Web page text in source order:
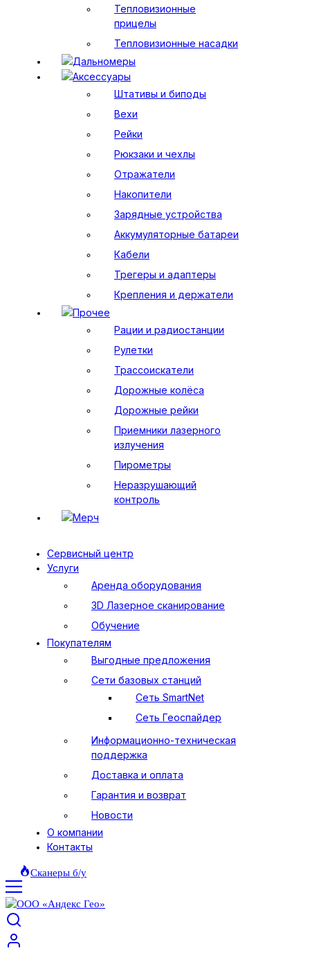
Тепловизионные
прицелы
Тепловизионные насадки
Дальномеры
Аксессуары
Штативы и биподы
Вехи
Рейки
Рюкзаки и чехлы
Отражатели
Накопители
Зарядные устройства
Аккумуляторные батареи
Кабели
Трегеры и адаптеры
Крепления и держатели
Прочее
Рации и радиостанции
Рулетки
Трассоискатели
Дорожные колёса
Дорожные рейки
Приемники лазерного
излучения
Пирометры
Неразрушающий
контроль
Мерч
Сервисный центр
Услуги
Аренда оборудования
3D Лазерное сканирование
Обучение
Покупателям
Выгодные предложения
Сети базовых станций
Сеть SmartNet
Сеть Геоспайдер
Информационно-техническая
поддержка
Доставка и оплата
Гарантия и возврат
Новости
О компании
Контакты
Сканеры б/у